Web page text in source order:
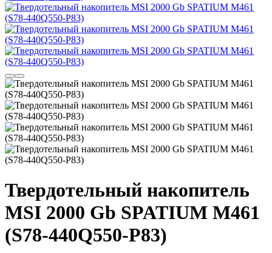
Твердотельный накопитель
MSI 2000 Gb SPATIUM M461
(S78-440Q550-P83)